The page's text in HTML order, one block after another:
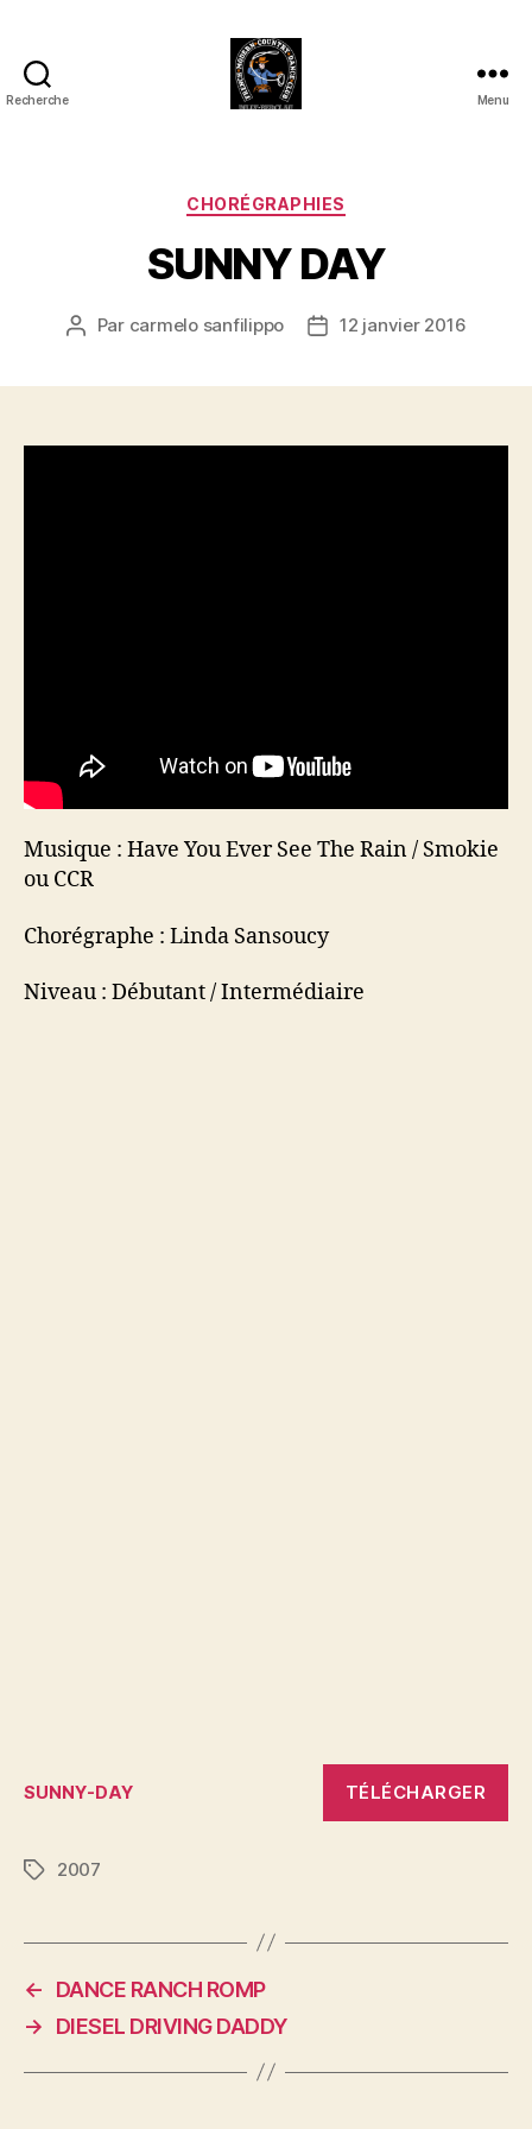
Recherche
de
Billy-
Berclau
(62)
Menu
Catégories
CHORÉGRAPHIES
SUNNY DAY
Auteur
Par carmelo sanfilippo
Date12 janvier 2016
Musique : Have You Ever See The Rain / Smokie
ou CCR
Chorégraphe : Linda Sansoucy
Niveau : Débutant / Intermédiaire
SUNNY-DAY TÉLÉCHARGER
Étiquettes
2007
←
DANCE RANCH ROMP
→
DIESEL DRIVING DADDY